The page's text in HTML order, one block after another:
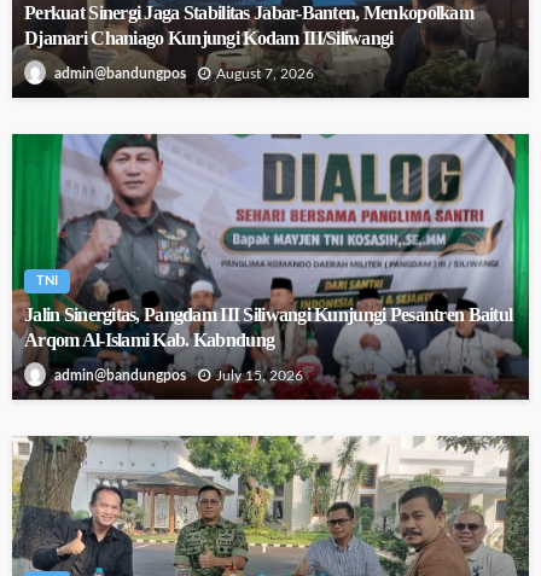
Perkuat Sinergi Jaga Stabilitas Jabar-Banten, Menkopolkam
Djamari Chaniago Kunjungi Kodam III/Siliwangi
admin@bandungpos August 7, 2026
TNI
Jalin Sinergitas, Pangdam III Siliwangi Kunjungi Pesantren Baitul
Arqom Al-Islami Kab. Kabndung
admin@bandungpos July 15, 2026